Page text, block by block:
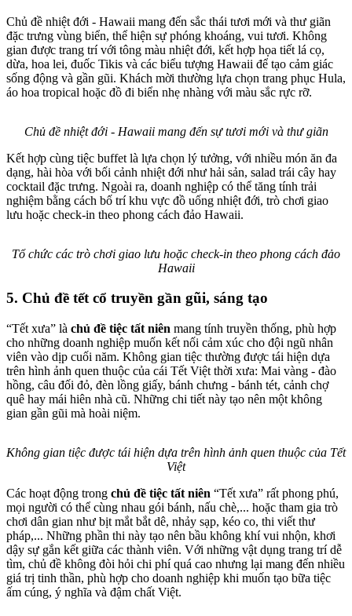
Chủ đề nhiệt đới - Hawaii mang đến sắc thái tươi mới và thư giãn
đặc trưng vùng biển, thể hiện sự phóng khoáng, vui tươi. Không
gian được trang trí với tông màu nhiệt đới, kết hợp họa tiết lá cọ,
dừa, hoa lei, đuốc Tikis và các biểu tượng Hawaii để tạo cảm giác
sống động và gần gũi. Khách mời thường lựa chọn trang phục Hula,
áo hoa tropical hoặc đồ đi biển nhẹ nhàng với màu sắc rực rỡ.
Chủ đề nhiệt đới - Hawaii mang đến sự tươi mới và thư giãn
Kết hợp cùng tiệc buffet là lựa chọn lý tưởng, với nhiều món ăn đa
dạng, hài hòa với bối cảnh nhiệt đới như hải sản, salad trái cây hay
cocktail đặc trưng. Ngoài ra, doanh nghiệp có thể tăng tính trải
nghiệm bằng cách bố trí khu vực đồ uống nhiệt đới, trò chơi giao
lưu hoặc check-in theo phong cách đảo Hawaii.
Tổ chức các trò chơi giao lưu hoặc check-in theo phong cách đảo
Hawaii
5. Chủ đề tết cổ truyền gần gũi, sáng tạo
“Tết xưa” là chủ đề tiệc tất niên mang tính truyền thống, phù hợp
cho những doanh nghiệp muốn kết nối cảm xúc cho đội ngũ nhân
viên vào dịp cuối năm. Không gian tiệc thường được tái hiện dựa
trên hình ảnh quen thuộc của cái Tết Việt thời xưa: Mai vàng - đào
hồng, câu đối đỏ, đèn lồng giấy, bánh chưng - bánh tét, cảnh chợ
quê hay mái hiên nhà cũ. Những chi tiết này tạo nên một không
gian gần gũi mà hoài niệm.
Không gian tiệc được tái hiện dựa trên hình ảnh quen thuộc của Tết
Việt
Các hoạt động trong chủ đề tiệc tất niên “Tết xưa” rất phong phú,
mọi người có thể cùng nhau gói bánh, nấu chè,... hoặc tham gia trò
chơi dân gian như bịt mắt bắt dê, nhảy sạp, kéo co, thi viết thư
pháp,... Những phần thi này tạo nên bầu không khí vui nhộn, khơi
dậy sự gắn kết giữa các thành viên. Với những vật dụng trang trí dễ
tìm, chủ đề không đòi hỏi chi phí quá cao nhưng lại mang đến nhiều
giá trị tinh thần, phù hợp cho doanh nghiệp khi muốn tạo bữa tiệc
ấm cúng, ý nghĩa và đậm chất Việt.